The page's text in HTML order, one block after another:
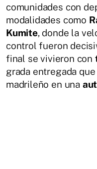
comunidades con
modalidades como
Kumite, donde la
control fueron
final se vivieron con
grada entregada
madrileño en una